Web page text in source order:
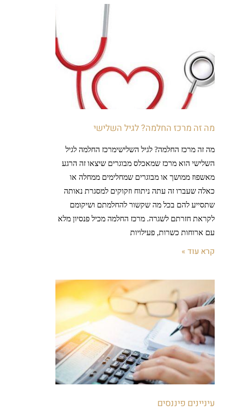
מה זה מרכז החלמה? לגיל השלישי
מה זה מרכז החלמה? לגיל השלישימרכז החלמה לגיל
השלישי הוא מרכז שמאכלס מבוגרים שיצאו זה הרגע
מאשפוז ממושך או מבוגרים שמחלימים ממחלה או
כאלה שעברו זה עתה ניתוח וזקוקים למסגרת נאותה
שתסייע להם בכל מה שקשור להחלמתם ושיקומם
לקראת חזרתם לשגרה. מרכז החלמה מכיל פנסיון מלא
עם ארוחות כשרות, פעילויות
קרא עוד »
עיניינים פיננסים